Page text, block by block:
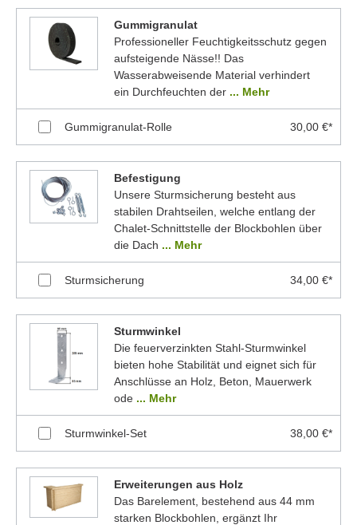
Gummigranulat
Professioneller Feuchtigkeitsschutz gegen
aufsteigende Nässe!! Das
Wasserabweisende Material verhindert
ein Durchfeuchten der ... Mehr
Gummigranulat-Rolle 30,00 €*
Befestigung
Unsere Sturmsicherung besteht aus
stabilen Drahtseilen, welche entlang der
Chalet-Schnittstelle der Blockbohlen über
die Dach ... Mehr
Sturmsicherung 34,00 €*
Sturmwinkel
Die feuerverzinkten Stahl-Sturmwinkel
bieten hohe Stabilität und eignet sich für
Anschlüsse an Holz, Beton, Mauerwerk
ode ... Mehr
Sturmwinkel-Set 38,00 €*
Erweiterungen aus Holz
Das Barelement, bestehend aus 44 mm
starken Blockbohlen, ergänzt Ihr